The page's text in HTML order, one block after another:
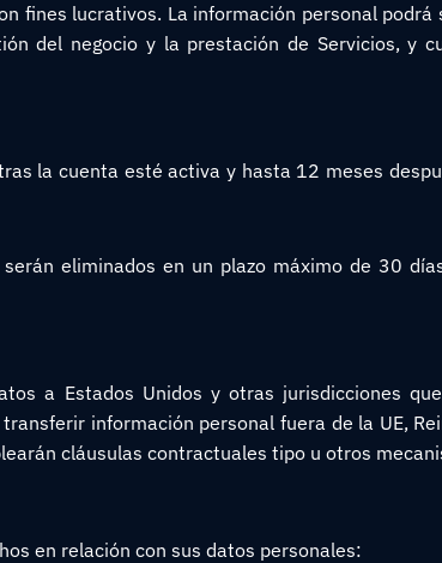
fines lucrativos. La información personal
del negocio y la prestación de Servicios, y
la cuenta esté activa y hasta 12 meses
eliminados en un plazo máximo de 30
a Estados Unidos y otras jurisdicciones
información personal fuera de la UE,
cláusulas contractuales tipo u otros
en relación con sus datos personales: